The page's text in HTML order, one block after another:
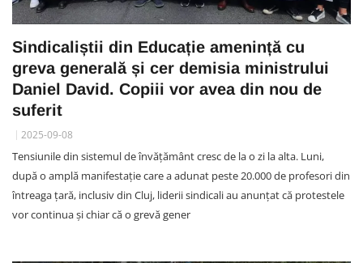
Sindicaliștii din Educație amenință cu
greva generală și cer demisia ministrului
Daniel David. Copiii vor avea din nou de
suferit
2025-09-08
Tensiunile din sistemul de învățământ cresc de la o zi la alta. Luni,
după o amplă manifestație care a adunat peste 20.000 de profesori din
întreaga țară, inclusiv din Cluj, liderii sindicali au anunțat că protestele
vor continua și chiar că o grevă gener